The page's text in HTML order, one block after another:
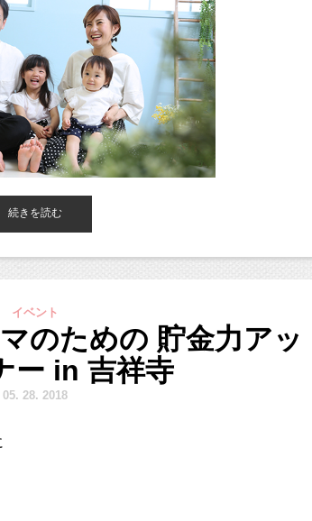
ルク」の小池加奈
場完備。
武蔵野市、西東京市、立川市、小平市、羽村市、
江東区、渋谷区、品川区、練馬区、千代田区、中野区など２
知、広島県、新潟県など他県からも多数お越しいただいてお
続きを読む
イベント
のための 貯金力アッ
ー in 吉祥寺
5. 28. 2018